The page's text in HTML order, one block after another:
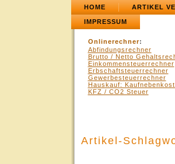
HOME ARTIKEL
IMPRESSUM
Onlinerechner:
Abfindungsrechner
Brutto / Netto
Einkommensteuerrechner
Erbschaftsteuerrechner
Gewerbesteuerrechner
Hauskauf:
KFZ / CO2 Steuer
Artikel-